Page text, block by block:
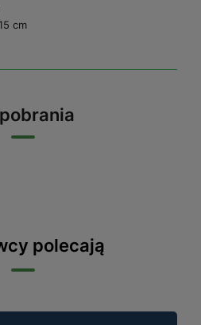
cm
polecają